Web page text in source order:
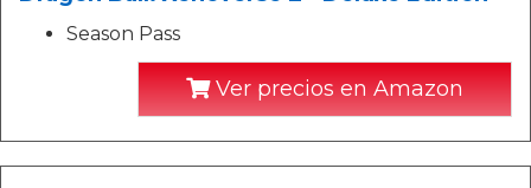
Season Pass
Ver precios en Amazon